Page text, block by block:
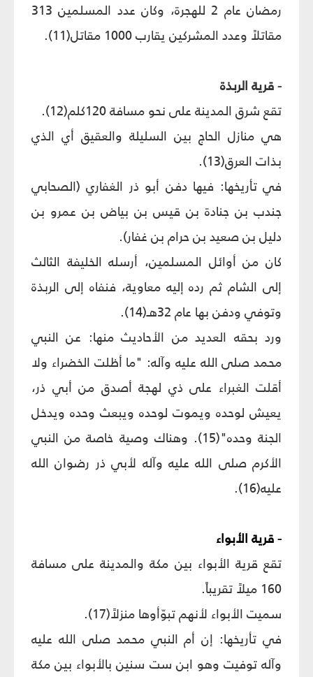
رمضان عام 2 للهجرة، وكان عدد المسلمين 313
مقاتلاً وعدد المشركين يقارب 1000 مقاتل(11).
- قرية الربذة
تقع شرق المدينة على نحو مسافة 120كلم(12).
هي منازل الحاج بين السليلة والعقيق أي الذي
بذات العرق(13).
في تأريخها: فيها دفن أبو ذر الغفاري (الصحابي
جندب بن جنادة بن قيس بن بياض بن عمرو بن
دليل بن صعيد بن حرام بن غفار).
كان من أوائل المسلمين، أرسله الخليفة الثالث
إلى الشام ثم رده إليه معاوية، فنفاه إلى الربذة
وتوفي ودفن بها عام 32هـ(14).
ورد بحقه العديد من الأحاديث منها: عن النبي
محمد صلى الله عليه وآله: "ما أظلت الخضراء ولا
أقلت الغبراء على ذي لهجة أصدق من أبي ذر،
يعيش لوحده ويموت لوحده ويبعث وحده ويدخل
الجنة وحده"(15). وهناك وصية خاصة من النبي
الأكرم صلى الله عليه وآله لأبي ذر رضوان الله
عليه(16).
- قرية الأبواء
تقع قرية الأبواء بين مكة والمدينة على مسافة
160 ميلاً تقريباً.
سميت الأبواء لأنهم تبوّأوها منزلاً(17).
في تأريخها: إن أم النبي محمد صلى الله عليه
وآله توفيت وهو ابن ست سنين بالأبواء بين مكة